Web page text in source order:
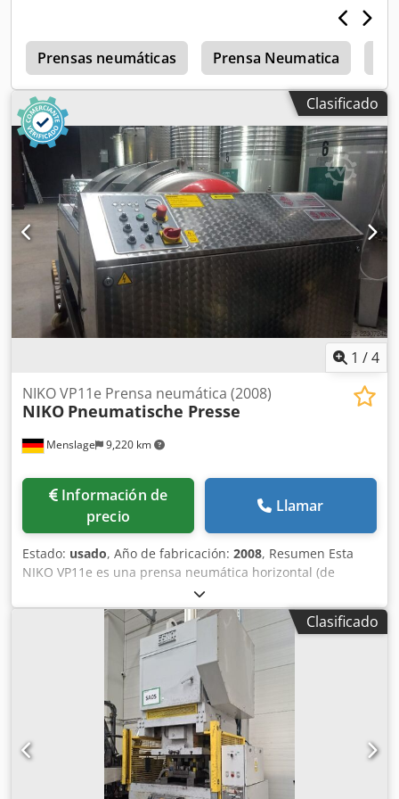
Prensas neumáticas Prensa Neumatica
Clasificado
1 /4
Menslage 9,220 km
NIKO VP11e Prensa neumática (2008)
NIKO Pneumatische Presse
Información de
precio
Llamar
Estado: usado, Año de fabricación: 2008, Resumen Esta
NIKO VP11e es una prensa neumática horizontal (de
membrana) para uvas enteras o despalilladas, fabricada
en 2008 por NIKO (Nikolaj Šraml s.p., Podnanos, Eslovenia).
La prensa está fabricada íntegramente en acero inoxidable
y, una vez iniciada, ejecuta un programa de prensado
completamente automático y de varias etapas: las uvas se
introducen a través de las dos puertas cilíndricas
perforadas o de forma axial; una membrana interna se
expande contra la carga para extraer el zumo mediante
una presión que aumenta gradualmente, y el cilindro gira
entre las etapas para romper el orujo prensado antes del
siguiente ciclo de vaciado (“desmenuzar”). El zumo fluye
Clasificado